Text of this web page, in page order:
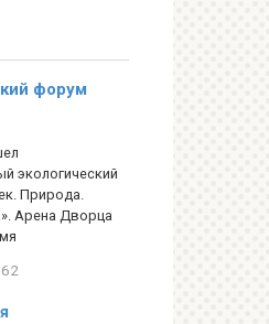
форум
экологический
Природа.
Арена Дворца